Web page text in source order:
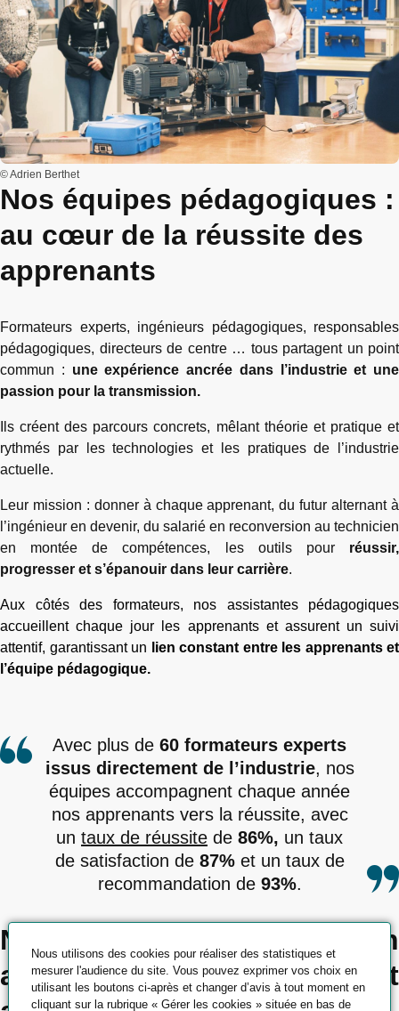
© Adrien Berthet
Nos équipes pédagogiques :
au cœur de la réussite des
apprenants
Formateurs experts, ingénieurs pédagogiques, responsables
pédagogiques, directeurs de centre … tous partagent un point
commun : une expérience ancrée dans l’industrie et une
passion pour la transmission.
Ils créent des parcours concrets, mêlant théorie et pratique et
rythmés par les technologies et les pratiques de l’industrie
actuelle.
Leur mission : donner à chaque apprenant, du futur alternant à
l’ingénieur en devenir, du salarié en reconversion au technicien
en montée de compétences, les outils pour réussir,
progresser et s’épanouir dans leur carrière.
Aux côtés des formateurs, nos assistantes pédagogiques
accueillent chaque jour les apprenants et assurent un suivi
attentif, garantissant un
lien constant entre les apprenants et
l’équipe pédagogique.
Avec plus de 60 formateurs experts
issus directement de l’industrie, nos
équipes accompagnent chaque année
nos apprenants vers la réussite, avec
un taux de réussite de 86%, un taux
de satisfaction de87% et un taux de
recommandation de 93%.
Nos services : un
accompagnement complet
Nous utilisons des cookies pour réaliser des statistiques et
mesurer l'audience du site. Vous pouvez exprimer vos choix en
utilisant les boutons ci-après et changer d’avis à tout moment en
cliquant sur la rubrique « Gérer les cookies » située en bas de